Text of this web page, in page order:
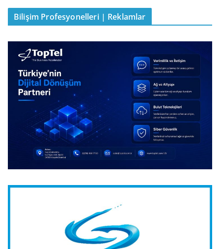
Bilişim Profesyonelleri | Reklamlar